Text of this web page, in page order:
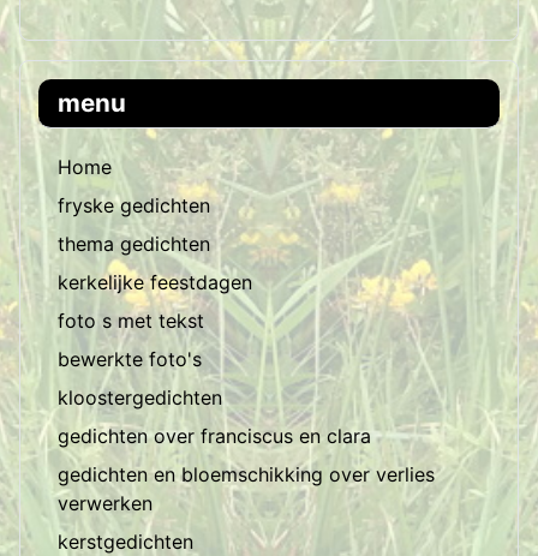
menu
Home
fryske gedichten
thema gedichten
kerkelijke feestdagen
foto s met tekst
bewerkte foto's
kloostergedichten
gedichten over franciscus en clara
gedichten en bloemschikking over verlies
verwerken
kerstgedichten